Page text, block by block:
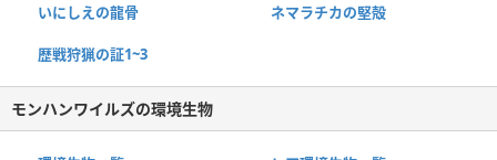
いにしえの龍骨 ネマラチカの堅殻
歴戦狩猟の証1~3
モンハンワイルズの環境生物